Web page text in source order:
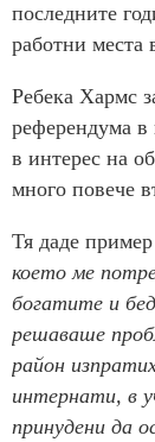
последните
работни места
Ребека Хармс
референдума в
в интерес на
много повече
Тя даде
което ме
богатите и
решаваше
район
интернати, в
принудени да